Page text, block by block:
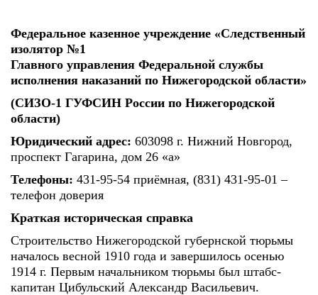
Федеральное казенное учреждение «Следственный
изолятор №1
Главного управления Федеральной службы
исполнения наказаний по Нижегородской области»
(СИЗО-1 ГУФСИН России по Нижегородской
области)
Юридический адрес: 603098 г. Нижний Новгород,
проспект Гагарина, дом 26 «а»
Телефоны: 431-95-54 приёмная, (831) 431-95-01 –
телефон доверия
Краткая историческая справка
Строительство Нижегородской губернской тюрьмы
началось весной 1910 года и завершилось осенью
1914 г. Первым начальником тюрьмы был штабс-
капитан Цибульский Александр Васильевич.